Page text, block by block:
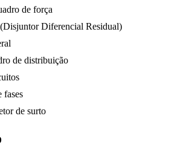
de força
Diferencial Residual)
de distribuição
fases
de surto